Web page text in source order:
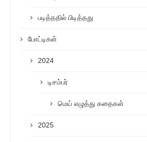
படித்ததில் பிடித்தது
போட்டிகள்
2024
டிசம்பர்
மெய் எழுத்து கதைகள்
2025